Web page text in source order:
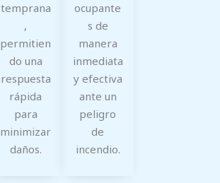
temprana
,
permitien
do una
respuesta
rápida
para
minimizar
daños.
ocupante
s de
manera
inmediata
y efectiva
ante un
peligro
de
incendio.